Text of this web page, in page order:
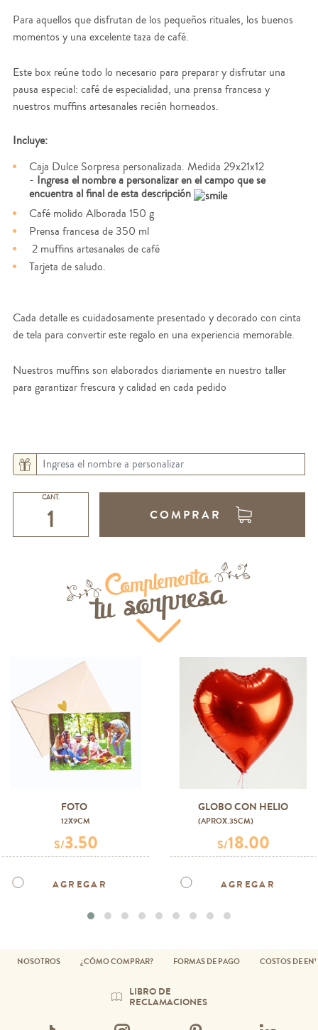
Para aquellos que disfrutan de los pequeños rituales, los buenos
momentos y una excelente taza de café.
Este box reúne todo lo necesario para preparar y disfrutar una
pausa especial: café de especialidad, una prensa francesa y
nuestros muffins artesanales recién horneados.
Incluye:
Caja Dulce Sorpresa personalizada. Medida 29x21x12
- Ingresa el nombre a personalizar en el campo que se
encuentra al final de esta descripción
Café molido Alborada 150 g
Prensa francesa de 350 ml
2 muffins artesanales de café
Tarjeta de saludo.
Cada detalle es cuidadosamente presentado y decorado con cinta
de tela para convertir este regalo en una experiencia memorable.
Nuestros muffins son elaborados diariamente en nuestro taller
para garantizar frescura y calidad en cada pedido
CANT.
COMPRAR
Complementa
tu sorpresa
FOTO
12X9CM
S/3.50
AGREGAR
GLOBO CON HELIO
(APROX.35CM)
S/18.00
AGREGAR
NOSOTROS ¿CÓMO COMPRAR? FORMAS DE PAGO COSTOS DE
LIBRO DE
RECLAMACIONES